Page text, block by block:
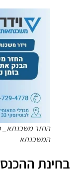
החזר משכנתא_
המשכנתא
בחינת